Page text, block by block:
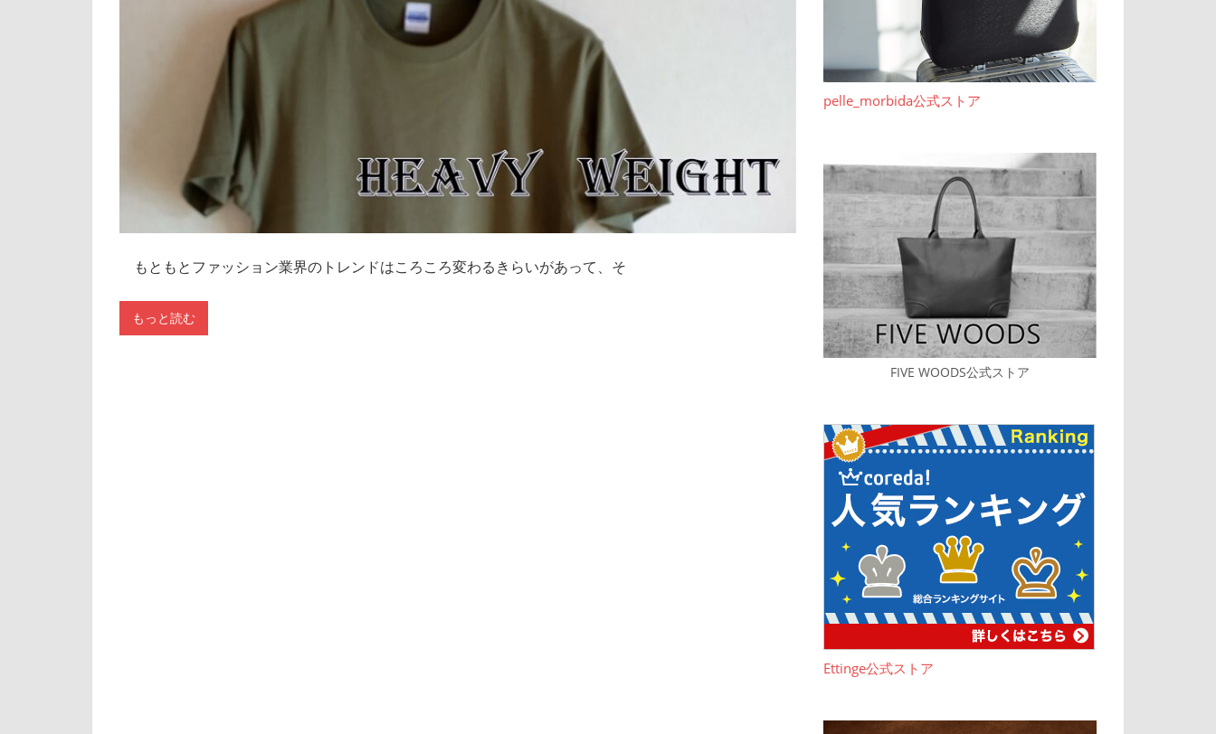
もともとファッション業界のトレンドはころころ変わるきらいがあって、そ
もっと読む
pelle_morbida公式ストア
FIVE WOODS公式ストア
Ettinge公式ストア